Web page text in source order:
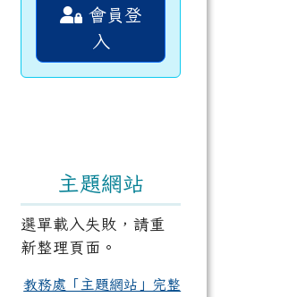
會員登
入
主題網站
選單載入失敗，請重
新整理頁面。
教務處「主題網站」完整